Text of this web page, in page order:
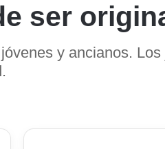
ser
y ancianos.